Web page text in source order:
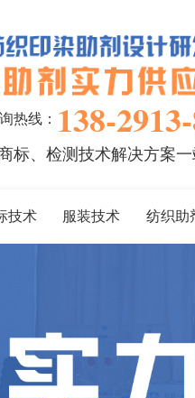
热线： 138-
标、检测技术解决方案
技术 服装技术 纺织助